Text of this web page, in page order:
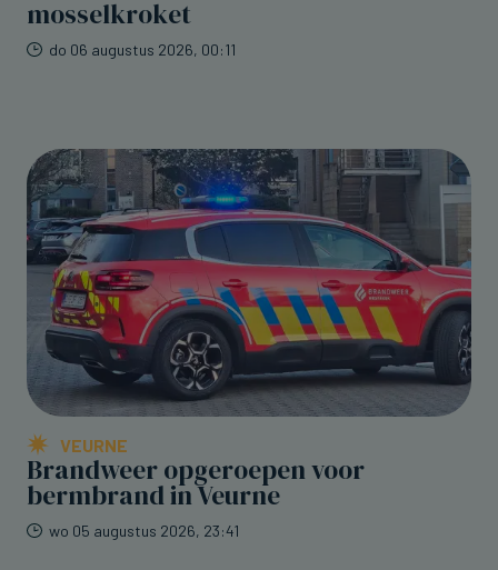
mosselkroket
do 06 augustus 2026, 00:11
VEURNE
Brandweer opgeroepen voor
bermbrand in Veurne
wo 05 augustus 2026, 23:41